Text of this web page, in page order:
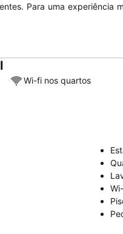
Para uma experiência
Wi-fi nos quartos